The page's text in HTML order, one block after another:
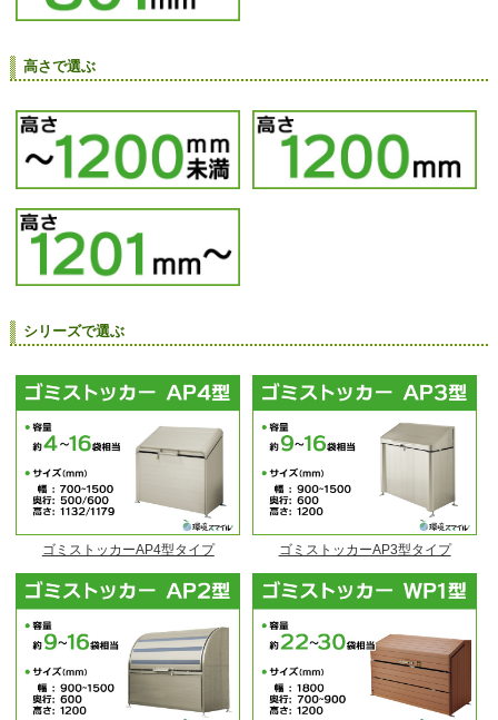
高さで選ぶ
シリーズで選ぶ
ゴミストッカーAP4型タイプ ゴミストッカーAP3型タイプ